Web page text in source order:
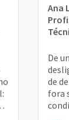
Ana
De
de
fora